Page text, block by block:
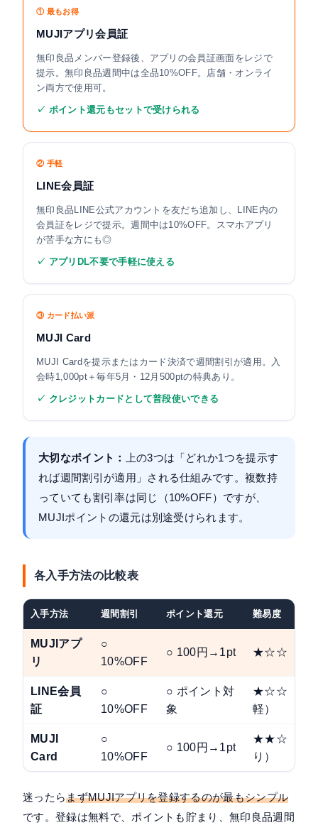
① 最もお得
MUJIアプリ会員証
無印良品メンバー登録後、アプリの会員証画面をレジで
提示。無印良品週間中は全品10%OFF。店舗・オンライ
ン両方で使用可。
✓ ポイント還元もセットで受けられる
② 手軽
LINE会員証
無印良品LINE公式アカウントを友だち追加し、LINE内の
会員証をレジで提示。週間中は10%OFF。スマホアプリ
が苦手な方にも◎
✓ アプリDL不要で手軽に使える
③ カード払い派
MUJI Card
MUJI Cardを提示またはカード決済で週間割引が適用。入
会時1,000pt＋毎年5月・12月500ptの特典あり。
✓ クレジットカードとして普段使いできる
大切なポイント：
上の3つは「どれか1つを提示す
れば週間割引が適用」される仕組みです。複数持
っていても割引率は同じ（10%OFF）ですが、
MUJIポイントの還元は別途受けられます。
各入手方法の比較表
入手方法 週間割引 ポイント還元 難易度
MUJIアプ
リ
○
10%OFF
○ 100円→1pt ★☆☆（簡
LINE会員
証
○
10%OFF
○ ポイント対
象
★☆☆（最
軽）
MUJI
Card
○
10%OFF
○ 100円→1pt
★★☆（審
り）
迷ったらまずMUJIアプリを登録するのが最もシンプル
です。登録は無料で、ポイントも貯まり、無印良品週間